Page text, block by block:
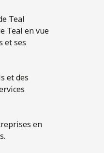
Teal
Teal en vue
et ses
et des
en